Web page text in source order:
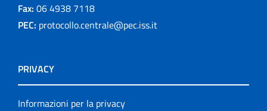
Fax: 06 4938 7118
PEC: protocollo.centrale@pec.iss.it
PRIVACY
Informazioni per la privacy